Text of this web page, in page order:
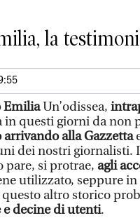
la
EmiliaUn’odissea,
in questi giorni da non
arrivando alla Gazzetta
dei nostri giornalisti.
pare, si protrae, agli
utilizzato, seppure
altro storico
e decine di utenti.